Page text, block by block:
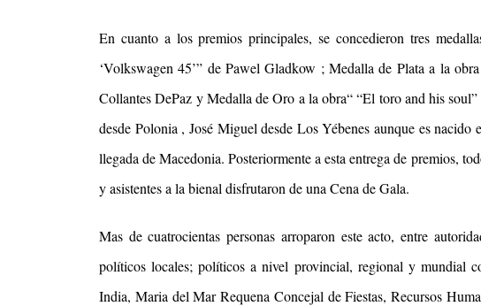
En cuanto a los premios principales, se concedieron tres
‘Volkswagen 45’” de Pawel Gladkow ; Medalla de Plata a la
Collantes DePaz y Medalla de Oro a la obra“ “El toro and his
desde Polonia , José Migueldesde Los Yébenes aunque es nacido
llegada deMacedonia. Posteriormente a esta entrega de premios,
y asistentes a la bienal disfrutaron de una Cena de Gala.
Mas de cuatrocientas personas arroparon este acto, entre
políticos locales; políticos a nivel provincial, regional y mundial
India, Maria del Mar Requena Concejal de Fiestas, Recursos